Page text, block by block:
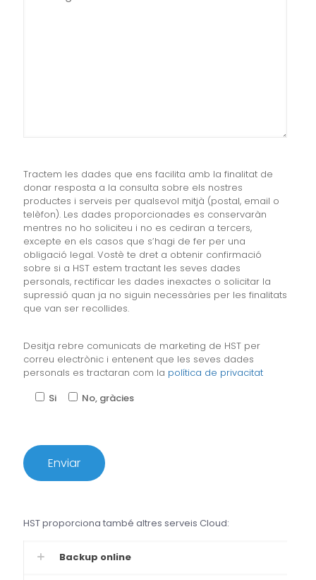
Tractem les dades que ens facilita amb la finalitat de
donar resposta a la consulta sobre els nostres
productes i serveis per qualsevol mitjà (postal, email o
telèfon). Les dades proporcionades es conservaràn
mentres no ho soliciteu i no es cediran a tercers,
excepte en els casos que s’hagi de fer per una
obligació legal. Vostè te dret a obtenir confirmació
sobre si a HST estem tractant les seves dades
personals, rectificar les dades inexactes o solicitar la
supressió quan ja no siguin necessàries per les finalitats
que van ser recollides.
Desitja rebre comunicats de marketing de HST per
correu electrònic i entenent que les seves dades
personals es tractaran com la política de privacitat
Si
No, gràcies
HST proporciona també altres serveis Cloud:
Backup online